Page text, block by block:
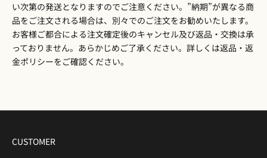
い次第の発送となりますのでご注意ください。”納期”が異なる商
品をご注文される場合は、別々でのご注文をお勧めいたします。
お客様ご都合による注文確定後のキャンセル及び返品・交換は承
っておりません。あらかじめご了承ください。詳しくは返品・返
金ポリシーをご確認ください。
CUSTOMER